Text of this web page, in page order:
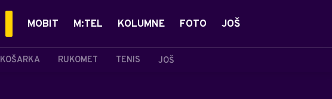
KOŠARKA RUKOMET TENIS JOŠ
MOBIT M:TEL KOLUMNE FOTO JOŠ